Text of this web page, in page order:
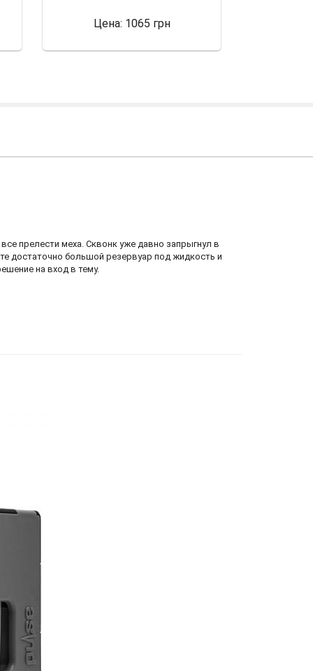
Цена: 1065 грн
прелести меха. Сквонк уже давно запрыгнул в
достаточно большой резервуар под жидкость и
на вход в тему.